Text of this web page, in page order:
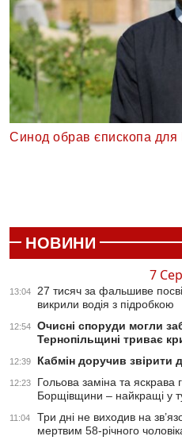
Синод обрав єпископа для
НОВИНИ
7
13:04
27 тисяч за фальшиве
викрили водія з підробкою
12:54
Очисні споруди могли
Тернопільщині триває
12:39 Кабмін доручив звірити
12:23
Гольова заміна та яскрава
Борщівщини – найкращі у
11:04
Три дні не виходив на
мертвим 58-річного